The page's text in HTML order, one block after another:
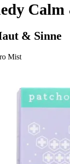
& Sinne
Mist